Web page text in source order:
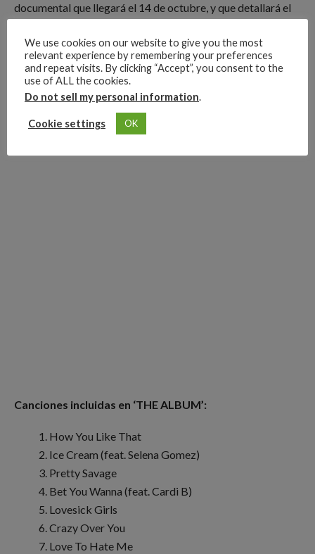
documental que llegará el 14 de octubre, y que detallará el
pruebas que hay detrás de su fulminante carrera.
Advertisements
Canciones incluidas en ‘THE ALBUM’:
How You Like That
Ice Cream (feat. Selena Gomez)
Pretty Savage
Bet You Wanna (feat. Cardi B)
Lovesick Girls
Crazy Over You
Love To Hate Me
We use cookies on our website to give you the most
relevant experience by remembering your preferences
and repeat visits. By clicking “Accept”, you consent to the
use of ALL the cookies.
Do not sell my personal information.
Cookie settings OK